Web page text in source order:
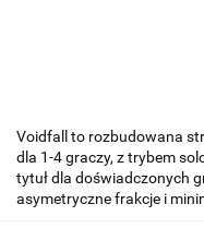
Voidfall to rozbudowana
dla 1-4 graczy, z trybem
tytuł dla doświadczonych
asymetryczne frakcje i